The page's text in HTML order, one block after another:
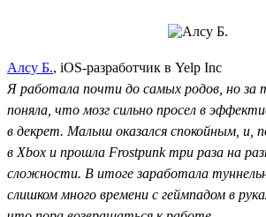
Алсу Б., iOS-разработчик в Yelp Inc
Я работала почти до самых родов, но за
поняла, что мозг сильно просел в
в декрет. Малыш оказался спокойным, и,
в Xbox и прошла Frostpunk три раза на
сложности. В итоге заработала
слишком много времени с геймпадом в